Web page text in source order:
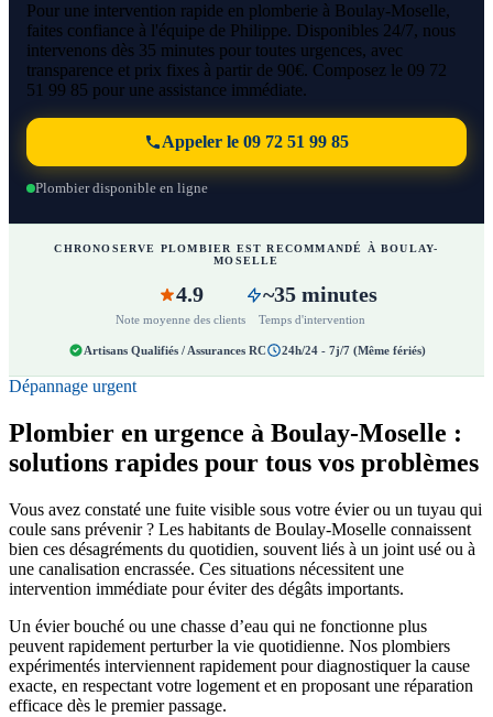
Pour une intervention rapide en plomberie à Boulay-Moselle,
faites confiance à l'équipe de Philippe. Disponibles 24/7, nous
intervenons dès 35 minutes pour toutes urgences, avec
transparence et prix fixes à partir de 90€. Composez le 09 72
51 99 85 pour une assistance immédiate.
Appeler le 09 72 51 99 85
Plombier disponible en ligne
CHRONOSERVE PLOMBIER EST RECOMMANDÉ À BOULAY-
MOSELLE
4.9
Note moyenne des clients
~35 minutes
Temps d'intervention
Artisans Qualifiés / Assurances RC 24h/24 - 7j/7 (Même fériés)
Dépannage urgent
Plombier en urgence à Boulay-Moselle :
solutions rapides pour tous vos problèmes
Vous avez constaté une fuite visible sous votre évier ou un tuyau qui
coule sans prévenir ? Les habitants de Boulay-Moselle connaissent
bien ces désagréments du quotidien, souvent liés à un joint usé ou à
une canalisation encrassée. Ces situations nécessitent une
intervention immédiate pour éviter des dégâts importants.
Un évier bouché ou une chasse d’eau qui ne fonctionne plus
peuvent rapidement perturber la vie quotidienne. Nos plombiers
expérimentés interviennent rapidement pour diagnostiquer la cause
exacte, en respectant votre logement et en proposant une réparation
efficace dès le premier passage.